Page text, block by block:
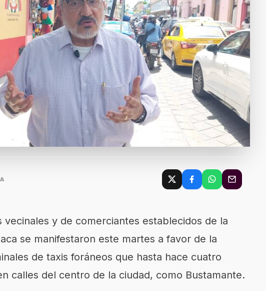
vecinales y de comerciantes establecidos de la
se manifestaron este martes a favor de la
de taxis foráneos que hasta hace cuatro
calles del centro de la ciudad, como Bustamante.